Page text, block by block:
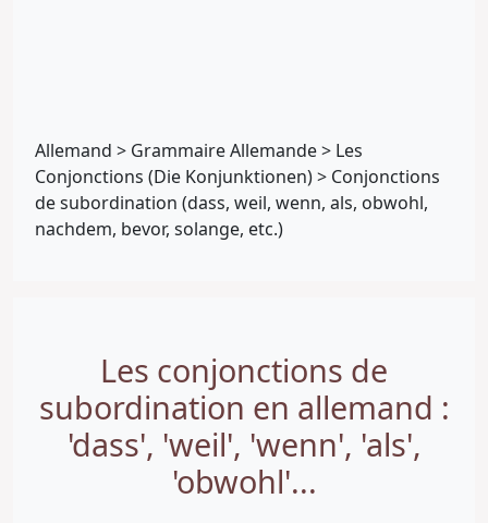
Allemand > Grammaire Allemande> Les
Conjonctions (Die Konjunktionen)> Conjonctions
de subordination (dass, weil, wenn, als, obwohl,
nachdem, bevor, solange, etc.)
Les conjonctions de
subordination en allemand :
'dass', 'weil', 'wenn', 'als',
'obwohl'...